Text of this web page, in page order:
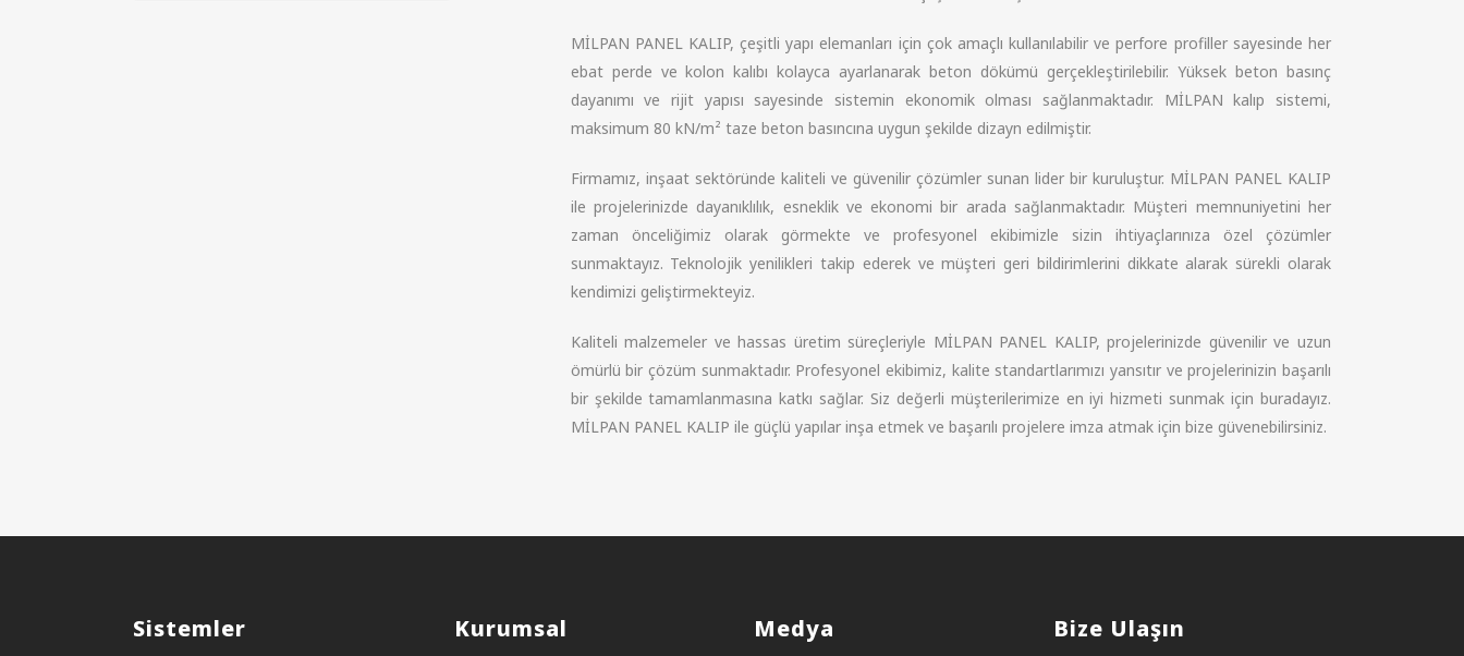
MİLPAN PANEL KALIP, çeşitli yapı elemanları için çok amaçlı kullanılabilir ve perfore profiller sayesinde her
ebat perde ve kolon kalıbı kolayca ayarlanarak beton dökümü gerçekleştirilebilir. Yüksek beton basınç
dayanımı ve rijit yapısı sayesinde sistemin ekonomik olması sağlanmaktadır. MİLPAN kalıp sistemi,
maksimum 80 kN/m² taze beton basıncına uygun şekilde dizayn edilmiştir.
Firmamız, inşaat sektöründe kaliteli ve güvenilir çözümler sunan lider bir kuruluştur. MİLPAN PANEL KALIP
ile projelerinizde dayanıklılık, esneklik ve ekonomi bir arada sağlanmaktadır. Müşteri memnuniyetini her
zaman önceliğimiz olarak görmekte ve profesyonel ekibimizle sizin ihtiyaçlarınıza özel çözümler
sunmaktayız. Teknolojik yenilikleri takip ederek ve müşteri geri bildirimlerini dikkate alarak sürekli olarak
kendimizi geliştirmekteyiz.
Kaliteli malzemeler ve hassas üretim süreçleriyle MİLPAN PANEL KALIP, projelerinizde güvenilir ve uzun
ömürlü bir çözüm sunmaktadır. Profesyonel ekibimiz, kalite standartlarımızı yansıtır ve projelerinizin başarılı
bir şekilde tamamlanmasına katkı sağlar. Siz değerli müşterilerimize en iyi hizmeti sunmak için buradayız.
MİLPAN PANEL KALIP ile güçlü yapılar inşa etmek ve başarılı projelere imza atmak için bize güvenebilirsiniz.
Sistemler Kurumsal Medya Bize Ulaşın